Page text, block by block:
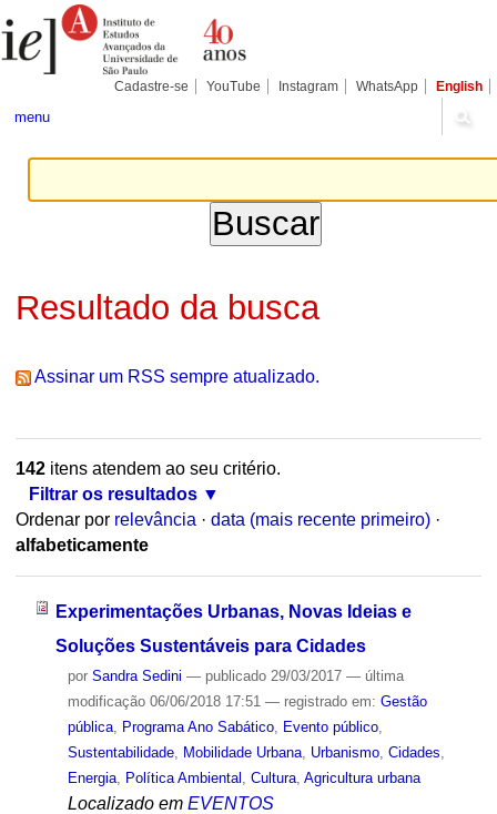
para
conteúdo.
Pessoais
Cadastre-se YouTube Instagram WhatsApp English
menu
Resultado da busca
Assinar um RSS sempre atualizado.
142itens atendem ao seu critério.
Filtrar os resultados
Ordenar por relevância · data (mais recente primeiro) ·
alfabeticamente
Experimentações Urbanas, Novas Ideias e
Soluções Sustentáveis para Cidades
por Sandra Sedini — publicado29/03/2017 — última
modificação06/06/2018 17:51 — registrado em: Gestão
pública, Programa Ano Sabático, Evento público,
Sustentabilidade, Mobilidade Urbana, Urbanismo, Cidades
Energia, Política Ambiental Cultura, Agricultura urbana
Localizado em EVENTOS